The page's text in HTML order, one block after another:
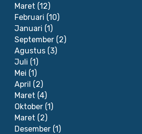
Maret (12)
Februari (10)
Januari (1)
September (2)
Agustus (3)
Juli (1)
Mei (1)
April (2)
Maret (4)
Oktober (1)
Maret (2)
Desember (1)